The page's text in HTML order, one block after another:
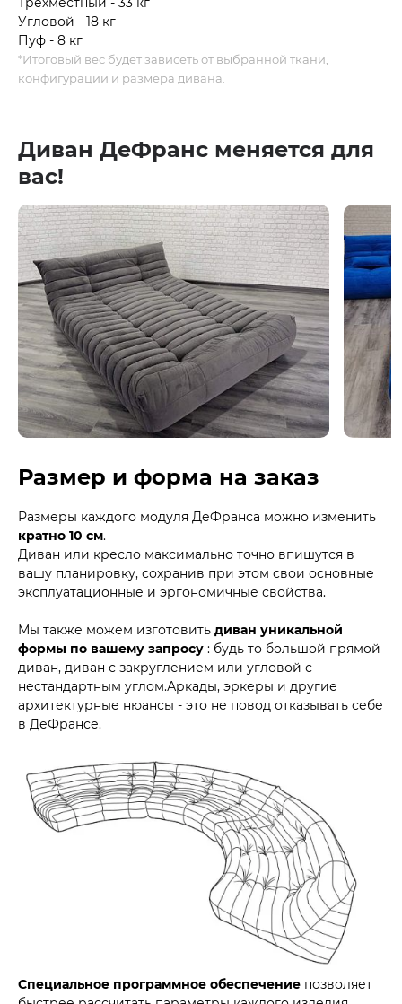
Угловой - 18 кг
Пуф - 8 кг
*Итоговый вес будет зависеть от выбранной ткани,
конфигурации и размера дивана.
Диван ДеФранс меняется для
вас!
Размер и форма на заказ
Размеры каждого модуля ДеФранса можно изменить
кратно 10 см.
Диван или кресло максимально точно впишутся в
вашу планировку, сохранив при этом свои основные
эксплуатационные и эргономичные свойства.
Мы также можем изготовить диван уникальной
формы по вашему запросу : будь то большой прямой
диван, диван с закруглением или угловой с
нестандартным углом.Аркады, эркеры и другие
архитектурные нюансы - это не повод отказывать себе
в ДеФрансе.
Специальное программное обеспечение позволяет